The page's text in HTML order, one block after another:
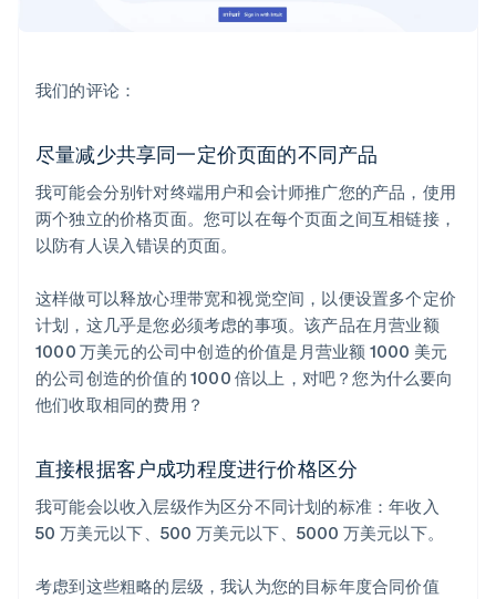
我们的评论：
尽量减少共享同一定价页面的不同产品
我可能会分别针对终端用户和会计师推广您的产品，使用
两个独立的价格页面。您可以在每个页面之间互相链接，
以防有人误入错误的页面。
这样做可以释放心理带宽和视觉空间，以便设置多个定价
计划，这几乎是您必须考虑的事项。该产品在月营业额
1000 万美元的公司中创造的价值是月营业额 1000 美元
的公司创造的价值的 1000 倍以上，对吧？您为什么要向
他们收取相同的费用？
直接根据客户成功程度进行价格区分
我可能会以收入层级作为区分不同计划的标准：年收入
50 万美元以下、500 万美元以下、5000 万美元以下。
考虑到这些粗略的层级，我认为您的目标年度合同价值